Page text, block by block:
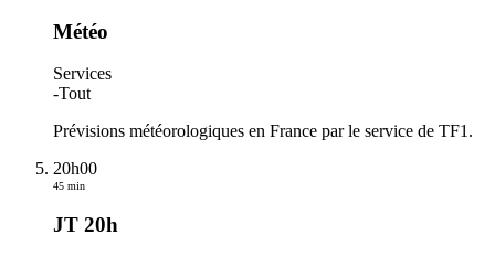
Météo
Services
-Tout
Prévisions météorologiques en France par le service de TF1.
20h00
45 min
JT 20h